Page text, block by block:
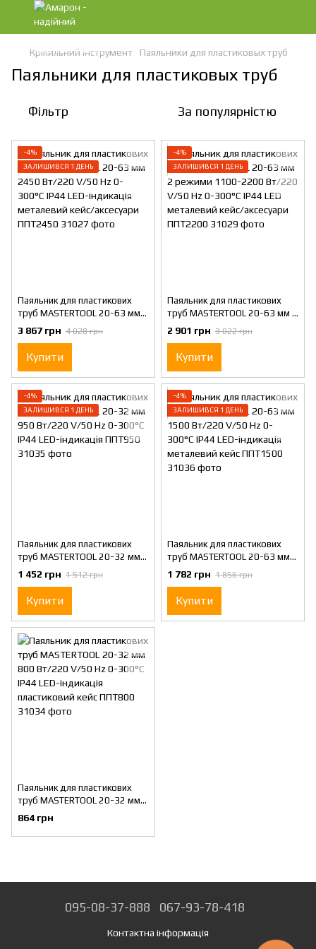
Кріпильний інструмент Паяльники для пластиковых труб
Паяльники для пластиковых труб
Фільтр За популярністю
−4%
ЗАЛИШИВСЯ 1 ДЕНЬ
Паяльник для пластикових
труб MASTERTOOL 20-63 мм
2450 Вт/220 V/50 Hz 0-300°С
IP44 LED-індикація металевий
кейс/аксесуари ППТ2450
3 867 грн 4 028 грн
Купити
−4%
ЗАЛИШИВСЯ 1 ДЕНЬ
Паяльник для пластикових
труб MASTERTOOL 20-63 мм 2
режими 1100-2200 Вт/220
V/50 Hz 0-300°С IP44 LED
металевий кейс/аксесуари
ППТ2200
2 901 грн 3 022 грн
Купити
−4%
ЗАЛИШИВСЯ 1 ДЕНЬ
Паяльник для пластикових
труб MASTERTOOL 20-32 мм
950 Вт/220 V/50 Hz 0-300°С
IP44 LED-індикація ППТ950
1 452 грн 1 512 грн
Купити
−4%
ЗАЛИШИВСЯ 1 ДЕНЬ
Паяльник для пластикових
труб MASTERTOOL 20-63 мм
1500 Вт/220 V/50 Hz 0-300°С
IP44 LED-індикація металевий
кейс ППТ1500
1 782 грн 1 856 грн
Купити
Паяльник для пластикових
труб MASTERTOOL 20-32 мм
800 Вт/220 V/50 Hz 0-300°С
IP44 LED-індикація
пластиковий кейс ППТ800
864 грн
095-08-37-888 067-93-78-418
Контактна інформація